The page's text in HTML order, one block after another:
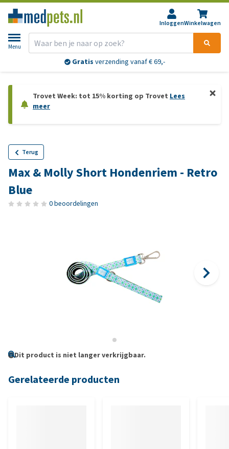
InloggenWinkelwagen
Menu
Gratis verzending vanaf € 69,-
Trovet Week: tot 15% korting op Trovet Lees
meer
Terug
Max & Molly Short Hondenriem - Retro
Blue
0 beoordelingen
Dit product is niet langer verkrijgbaar.
Gerelateerde producten